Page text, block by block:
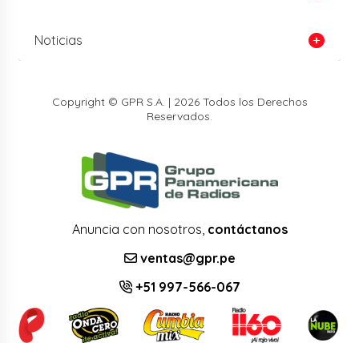
Noticias
Copyright © GPR S.A. | 2026 Todos los Derechos
Reservados.
Anuncia con nosotros, contáctanos
ventas@gpr.pe
+51 997-566-067